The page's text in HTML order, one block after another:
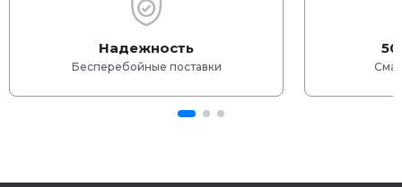
Надежность
Бесперебойные поставки